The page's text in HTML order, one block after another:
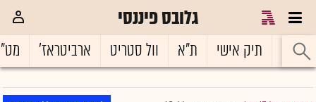
גלובס פיננסי
ראשי תיק אישי ת"א וול סטריט ארביטראז'